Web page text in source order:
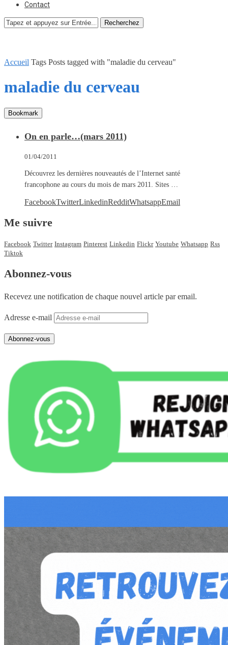
Contact
Recherchez
Accueil Tags Posts tagged with "maladie du cerveau"
maladie du cerveau
Bookmark
On en parle…(mars 2011)
01/04/2011
Découvrez les dernières nouveautés de l’Internet santé
francophone au cours du mois de mars 2011. Sites …
FacebookTwitterLinkedinRedditWhatsappEmail
Me suivre
Facebook Twitter Instagram Pinterest Linkedin Flickr Youtube Whatsapp Rss
Tiktok
Abonnez-vous
Recevez une notification de chaque nouvel article par email.
Adresse e-mail
Abonnez-vous